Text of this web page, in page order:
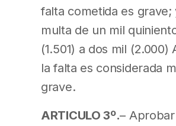
falta cometida es grave;
multa de un mil
(1.501) a dos mil (2.000)
la falta es considerada
grave.
ARTICULO 3º.–